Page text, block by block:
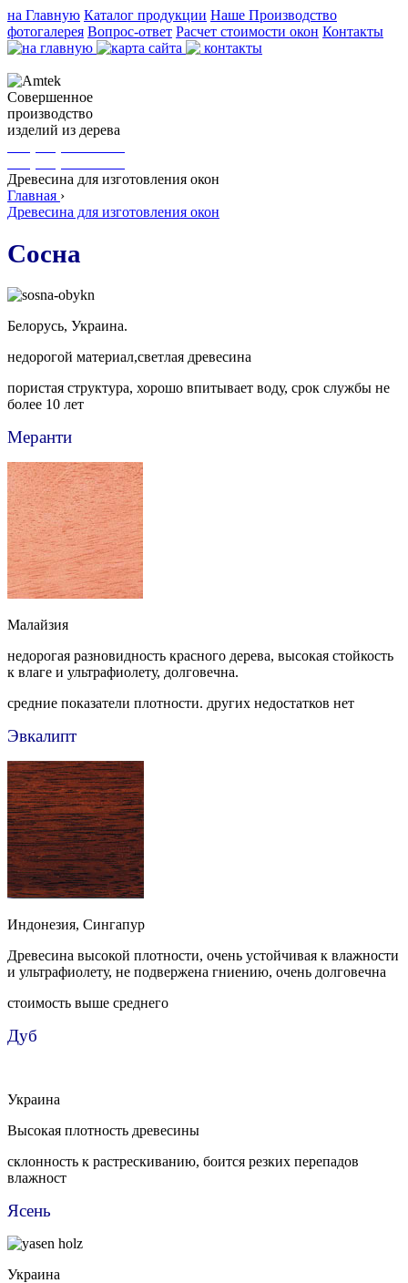
на Главную Каталог продукции Наше Производство
фотогалерея Вопрос-ответ Расчет стоимости окон Контакты
Cовершенное
производство
изделий из дерева
Древесина для изготовления окон
Главная ›
Древесина для изготовления окон
Сосна
Белорусь, Украина.
недорогой материал,светлая древесина
пористая структура, хорошо впитывает воду, срок службы не
более 10 лет
Меранти
Малайзия
недорогая разновидность красного дерева, высокая стойкость
к влаге и ультрафиолету, долговечна.
средние показатели плотности. других недостатков нет
Эвкалипт
Индонезия, Сингапур
Древесина высокой плотности, очень устойчивая к влажности
и ультрафиолету, не подвержена гниению, очень долговечна
стоимость выше среднего
Дуб
Украина
Высокая плотность древесины
склонность к растрескиванию, боится резких перепадов
влажност
Ясень
Украина